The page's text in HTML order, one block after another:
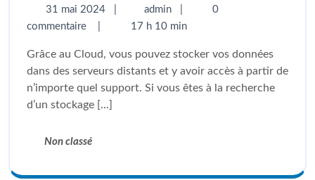
31 mai 2024 admin
0
commentaire
17 h 10 min
Grâce au Cloud, vous pouvez stocker vos données
dans des serveurs distants et y avoir accès à partir de
n’importe quel support. Si vous êtes à la recherche
d’un stockage [...]
Non classé